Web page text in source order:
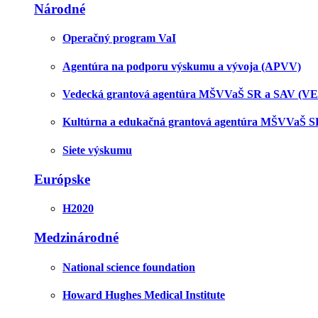
Národné
Operačný program VaI
Agentúra na podporu výskumu a vývoja (APVV)
Vedecká grantová agentúra MŠVVaŠ SR a SAV
Kultúrna a edukačná grantová agentúra MŠVVaŠ
Siete výskumu
Európske
H2020
Medzinárodné
National science foundation
Howard Hughes Medical Institute